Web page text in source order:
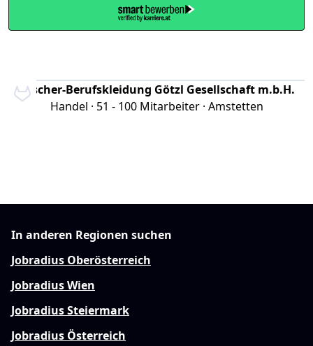
Ötscher-Berufskleidung Götzl Gesellschaft m.b.H.
Handel · 51 - 100 Mitarbeiter · Amstetten
In anderen Regionen suchen
Jobradius Oberösterreich
Jobradius Wien
Jobradius Steiermark
Jobradius Österreich